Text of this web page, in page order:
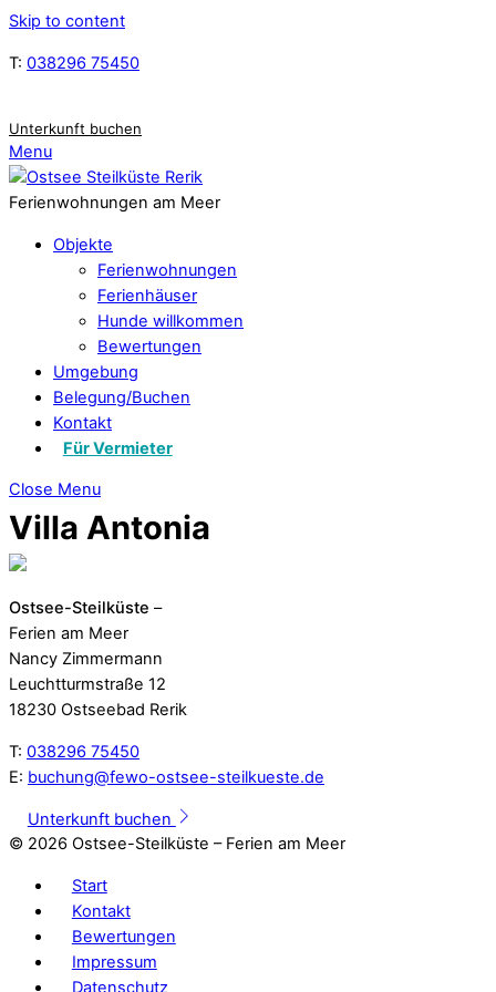
Skip to content
T: 038296 75450
Unterkunft buchen
Menu
Ferienwohnungen am Meer
Objekte
Ferienwohnungen
Ferienhäuser
Hunde willkommen
Bewertungen
Umgebung
Belegung/Buchen
Kontakt
Für Vermieter
Close Menu
Villa Antonia
Ostsee-Steilküste –
Ferien am Meer
Nancy Zimmermann
Leuchtturmstraße 12
18230 Ostseebad Rerik
T: 038296 75450
E: buchung@fewo-ostsee-steilkueste.de
Unterkunft buchen
© 2026 Ostsee-Steilküste – Ferien am Meer
Start
Kontakt
Bewertungen
Impressum
Datenschutz